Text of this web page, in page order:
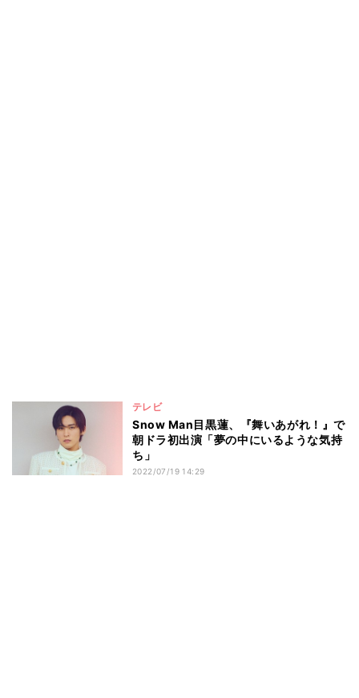
テレビ
Snow Man目黒蓮、『舞いあがれ！』で
朝ドラ初出演「夢の中にいるような気持
ち」
2022/07/19 14:29